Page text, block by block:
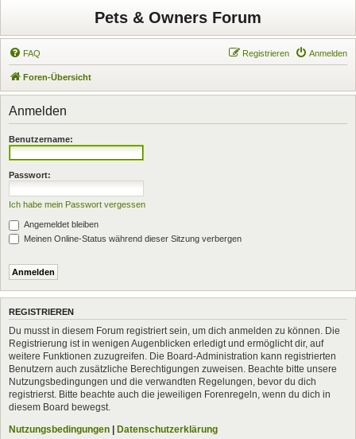
Pets & Owners Forum
FAQ Anmelden
Registrieren
Foren-Übersicht
Anmelden
Benutzername:
Passwort:
Ich habe mein Passwort vergessen
Angemeldet bleiben
Meinen Online-Status während dieser Sitzung verbergen
REGISTRIEREN
Du musst in diesem Forum registriert sein, um dich anmelden zu können. Die
Registrierung ist in wenigen Augenblicken erledigt und ermöglicht dir, auf
weitere Funktionen zuzugreifen. Die Board-Administration kann registrierten
Benutzern auch zusätzliche Berechtigungen zuweisen. Beachte bitte unsere
Nutzungsbedingungen und die verwandten Regelungen, bevor du dich
registrierst. Bitte beachte auch die jeweiligen Forenregeln, wenn du dich in
diesem Board bewegst.
Nutzungsbedingungen | Datenschutzerklärung